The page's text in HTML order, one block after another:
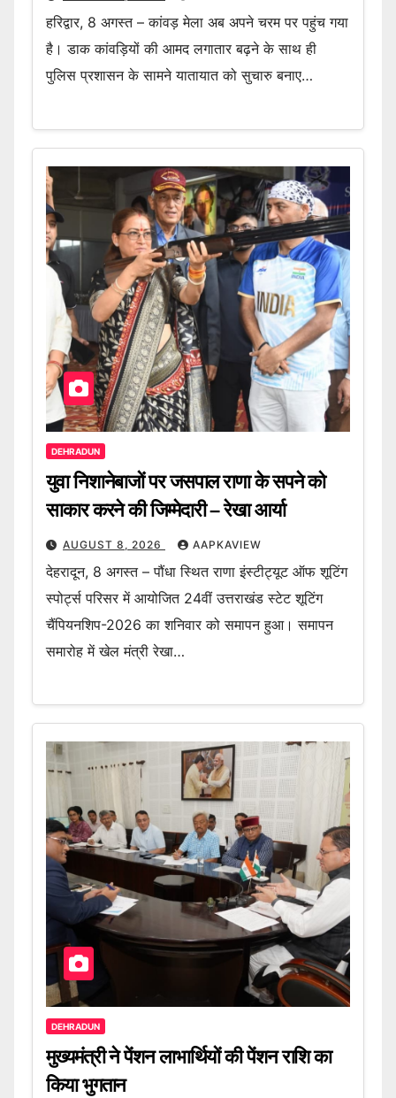
हरिद्वार, 8 अगस्त – कांवड़ मेला अब अपने चरम पर पहुंच गया
है। डाक कांवड़ियों की आमद लगातार बढ़ने के साथ ही
पुलिस प्रशासन के सामने यातायात को सुचारु बनाए…
DEHRADUN
युवा निशानेबाजों पर जसपाल राणा के सपने को
साकार करने की जिम्मेदारी – रेखा आर्या
AUGUST 8, 2026 AAPKAVIEW
देहरादून, 8 अगस्त – पौंधा स्थित राणा इंस्टीट्यूट ऑफ शूटिंग
स्पोर्ट्स परिसर में आयोजित 24वीं उत्तराखंड स्टेट शूटिंग
चैंपियनशिप-2026 का शनिवार को समापन हुआ। समापन
समारोह में खेल मंत्री रेखा…
DEHRADUN
मुख्यमंत्री ने पेंशन लाभार्थियों की पेंशन राशि का
किया भुगतान